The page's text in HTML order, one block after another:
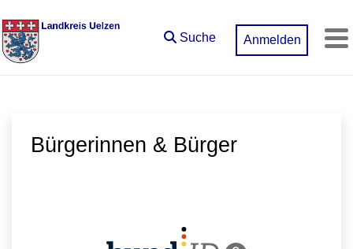
Suche Anmelden
Bürgerinnen & Bürger